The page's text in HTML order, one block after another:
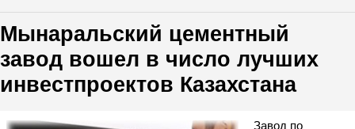
Мынаральский цементный
завод вошел в число лучших
инвестпроектов Казахстана
Завод по